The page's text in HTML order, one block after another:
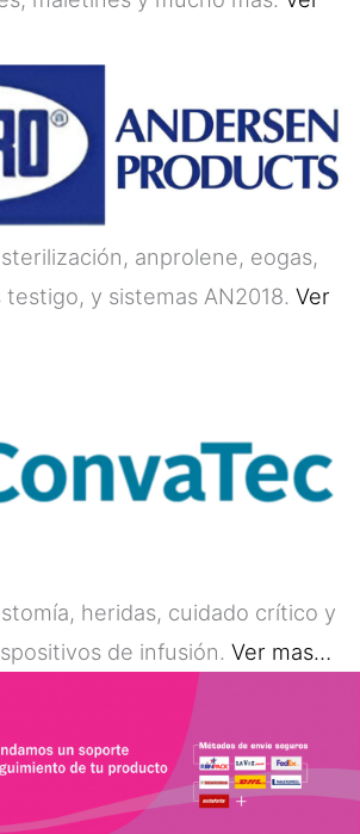
anprolene, eogas,
y sistemas AN2018. Ver
heridas, cuidado crítico y
de infusión. Ver mas…